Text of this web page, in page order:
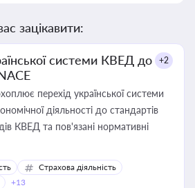
зацікавити:
системи КВЕД до
+2
перехід української системи
діяльності до стандартів
КВЕД та пов'язані нормативні
Страхова діяльність
+13